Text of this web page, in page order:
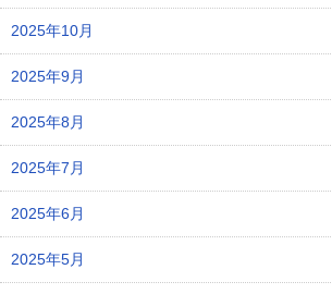
2025年10月
2025年9月
2025年8月
2025年7月
2025年6月
2025年5月